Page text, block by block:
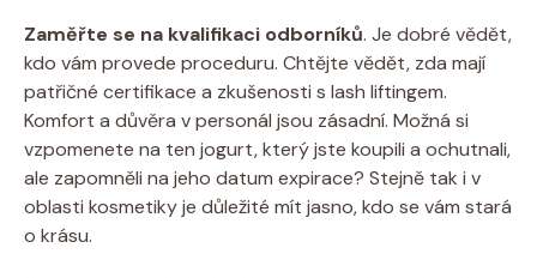
Zaměřte se na kvalifikaci odborníků. Je dobré vědět,
kdo vám provede proceduru. Chtějte vědět, zda mají
patřičné certifikace a zkušenosti s lash liftingem.
Komfort a důvěra v personál jsou zásadní. Možná si
vzpomenete na ten jogurt, který jste koupili a ochutnali,
ale zapomněli na jeho datum expirace? Stejně tak i v
oblasti kosmetiky je důležité mít jasno, kdo se vám stará
o krásu.